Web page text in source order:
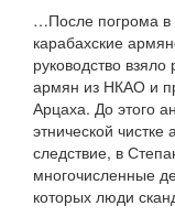
…После погрома в
карабахские
руководство
армян из НКАО и
Арцаха. До этого
этнической
следствие, в
многочисленные
которых люди